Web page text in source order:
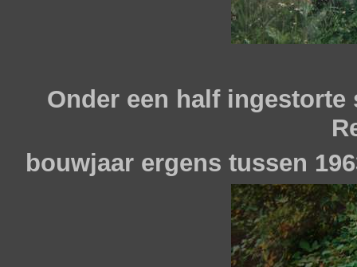
Onder een half
bouwjaar ergens tussen